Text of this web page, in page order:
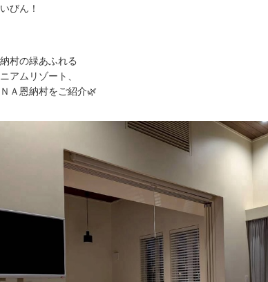
びん！
村の緑あふれる
アムリゾート、
Ａ恩納村をご紹介🌿